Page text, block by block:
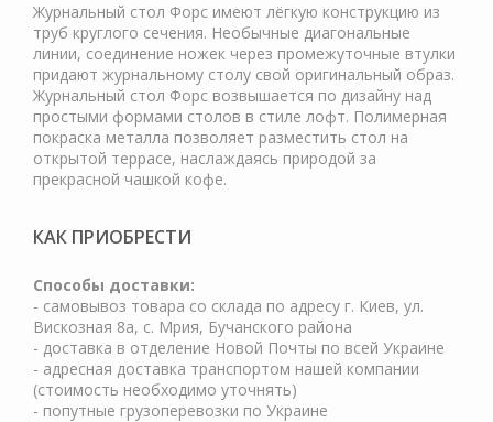
Журнальный стол Форс имеют лёгкую конструкцию из
труб круглого сечения. Необычные диагональные
линии, соединение ножек через промежуточные втулки
придают журнальному столу свой оригинальный образ.
Журнальный стол Форс возвышается по дизайну над
простыми формами столов в стиле лофт. Полимерная
покраска металла позволяет разместить стол на
открытой террасе, наслаждаясь природой за
прекрасной чашкой кофе.
КАК ПРИОБРЕСТИ
Cпособы доставки:
- самовывоз товара со склада по адресу г. Киев, ул.
Вискозная 8а, с. Мрия, Бучанского района
- доставка в отделение Новой Почты по всей Украине
- адресная доставка транспортом нашей компании
(стоимость необходимо уточнять)
- попутные грузоперевозки по Украине